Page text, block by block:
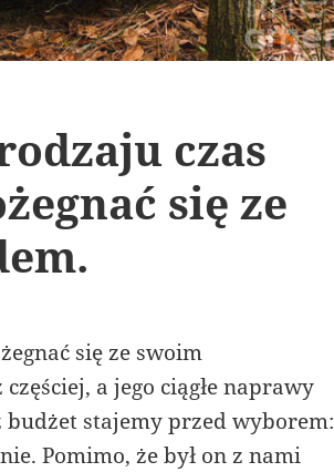
czas
się ze
się ze swoim
a jego ciągłe naprawy
budżet stajemy przed wyborem:
Pomimo, że był on z nami